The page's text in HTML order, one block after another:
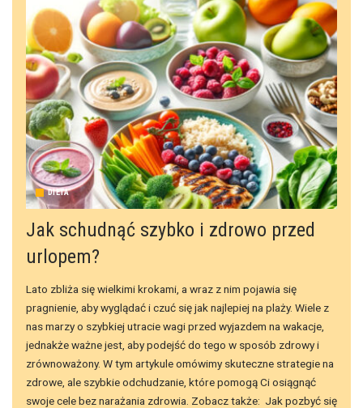
DIETA
Jak schudnąć szybko i zdrowo przed
urlopem?
Lato zbliża się wielkimi krokami, a wraz z nim pojawia się
pragnienie, aby wyglądać i czuć się jak najlepiej na plaży. Wiele z
nas marzy o szybkiej utracie wagi przed wyjazdem na wakacje,
jednakże ważne jest, aby podejść do tego w sposób zdrowy i
zrównoważony. W tym artykule omówimy skuteczne strategie na
zdrowe, ale szybkie odchudzanie, które pomogą Ci osiągnąć
swoje cele bez narażania zdrowia. Zobacz także: Jak pozbyć się